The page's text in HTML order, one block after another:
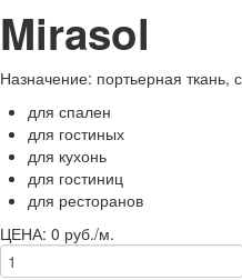
Mirasol
Назначение: портьерная
для спален
для гостиных
для кухонь
для гостиниц
для ресторанов
ЦЕНА: 0 руб./м.